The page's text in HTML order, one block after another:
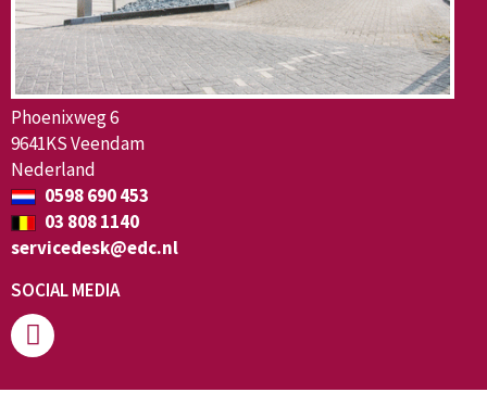
Phoenixweg 6
9641KS Veendam
Nederland
0598 690 453
03 808 1140
servicedesk@edc.nl
SOCIAL MEDIA